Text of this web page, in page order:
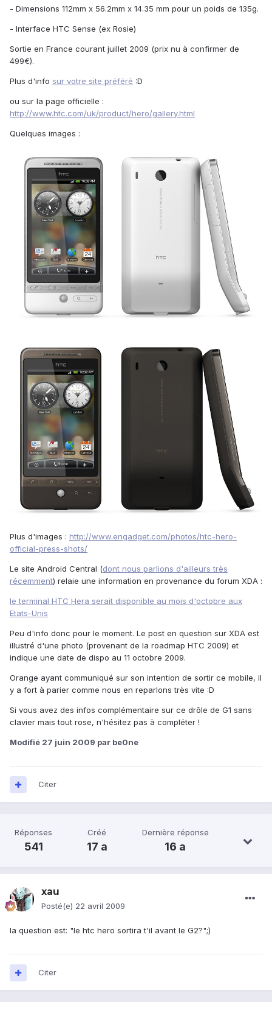
- Dimensions 112mm x 56.2mm x 14.35 mm pour un poids de 135g.
- Interface HTC Sense (ex Rosie)
Sortie en France courant juillet 2009 (prix nu à confirmer de
499€).
Plus d'info sur votre site préféré :D
ou sur la page officielle :
http://www.htc.com/uk/product/hero/gallery.html
Quelques images :
Plus d'images : http://www.engadget.com/photos/htc-hero-
official-press-shots/
Le site Android Central (dont nous parlions d'ailleurs très
récemment) relaie une information en provenance du forum XDA :
le terminal HTC Hera serait disponible au mois d'octobre aux
Etats-Unis
Peu d'info donc pour le moment. Le post en question sur XDA est
illustré d'une photo (provenant de la roadmap HTC 2009) et
indique une date de dispo au 11 octobre 2009.
Orange ayant communiqué sur son intention de sortir ce mobile, il
y a fort à parier comme nous en reparlons très vite :D
Si vous avez des infos complémentaire sur ce drôle de G1 sans
clavier mais tout rose, n'hésitez pas à compléter !
Modifié 27 juin 2009 par be0ne
Citer
Réponses
541
Créé
17 a
Dernière réponse
16 a
xau
Posté(e) 22 avril 2009
la question est: "le htc hero sortira t'il avant le G2?";)
Citer